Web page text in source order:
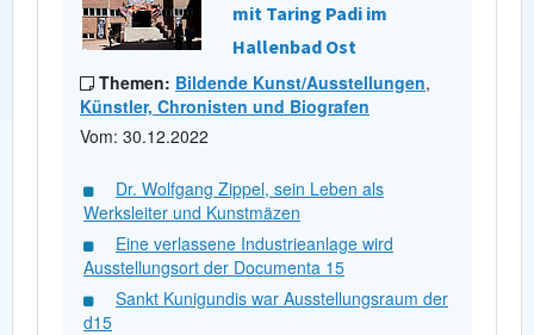
mit Taring Padi im
Hallenbad Ost
Themen: Bildende Kunst/Ausstellungen,
Künstler, Chronisten und Biografen
Vom: 30.12.2022
Dr. Wolfgang Zippel, sein Leben als
Werksleiter und Kunstmäzen
Eine verlassene Industrieanlage wird
Ausstellungsort der Documenta 15
Sankt Kunigundis war Ausstellungsraum der
d15